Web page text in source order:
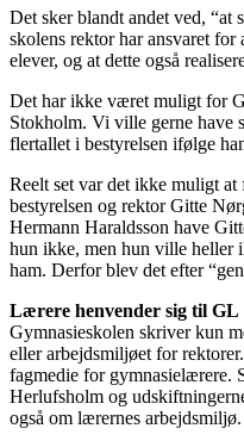
Det sker blandt andet ved, “at
skolens rektor har ansvaret
elever, og at dette også
Det har ikke været muligt for
Stokholm. Vi ville gerne have
flertallet i bestyrelsen ifølge
Reelt set var det ikke muligt
bestyrelsen og rektor Gitte
Hermann Haraldsson have
hun ikke, men hun ville heller
ham. Derfor blev det efter
Lærere henvender sig til GL
Gymnasieskolen skriver kun
eller arbejdsmiljøet for
fagmedie for gymnasielærere.
Herlufsholm og
også om lærernes arbejdsmiljø.